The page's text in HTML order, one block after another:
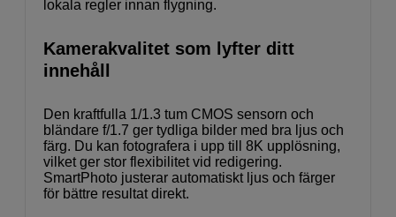
lokala regler innan flygning.
Kamerakvalitet som lyfter ditt
innehåll
Den kraftfulla 1/1.3 tum CMOS sensorn och
bländare f/1.7 ger tydliga bilder med bra ljus och
färg. Du kan fotografera i upp till 8K upplösning,
vilket ger stor flexibilitet vid redigering.
SmartPhoto justerar automatiskt ljus och färger
för bättre resultat direkt.